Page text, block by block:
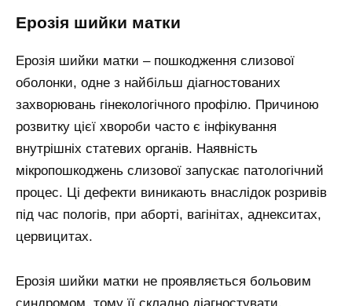
Ерозія шийки матки
Ерозія шийки матки – пошкодження слизової
оболонки, одне з найбільш діагностованих
захворювань гінекологічного профілю. Причиною
розвитку цієї хвороби часто є інфікування
внутрішніх статевих органів. Наявність
мікропошкоджень слизової запускає патологічний
процес. Ці дефекти виникають внаслідок розривів
під час пологів, при аборті, вагінітах, аднекситах,
цервицитах.
Ерозія шийки матки не проявляється больовим